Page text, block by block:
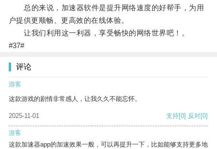
总的来说，加速器软件是提升网络速度的好帮手，为用
户提供更顺畅、更高效的在线体验。
让我们利用这一利器，享受畅快的网络世界吧！。
#37#
评论
游客
这款游戏的剧情非常感人，让我久久不能忘怀。
2025-11-01 支持[0] 反对[0]
游客
这款加速器app的加速效果一般，可以再提升一下，比如能够支持更多地